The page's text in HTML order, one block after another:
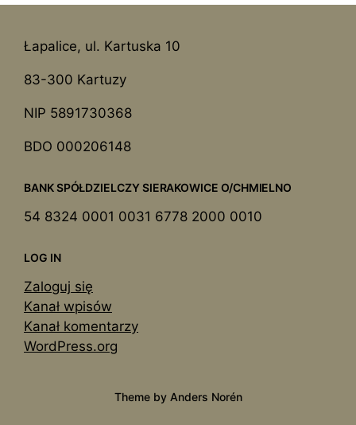
Łapalice, ul. Kartuska 10
83-300 Kartuzy
NIP 5891730368
BDO 000206148
BANK SPÓŁDZIELCZY SIERAKOWICE O/CHMIELNO
54 8324 0001 0031 6778 2000 0010
LOG IN
Zaloguj się
Kanał wpisów
Kanał komentarzy
WordPress.org
Theme by Anders Norén